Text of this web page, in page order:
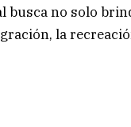
busca no solo
la